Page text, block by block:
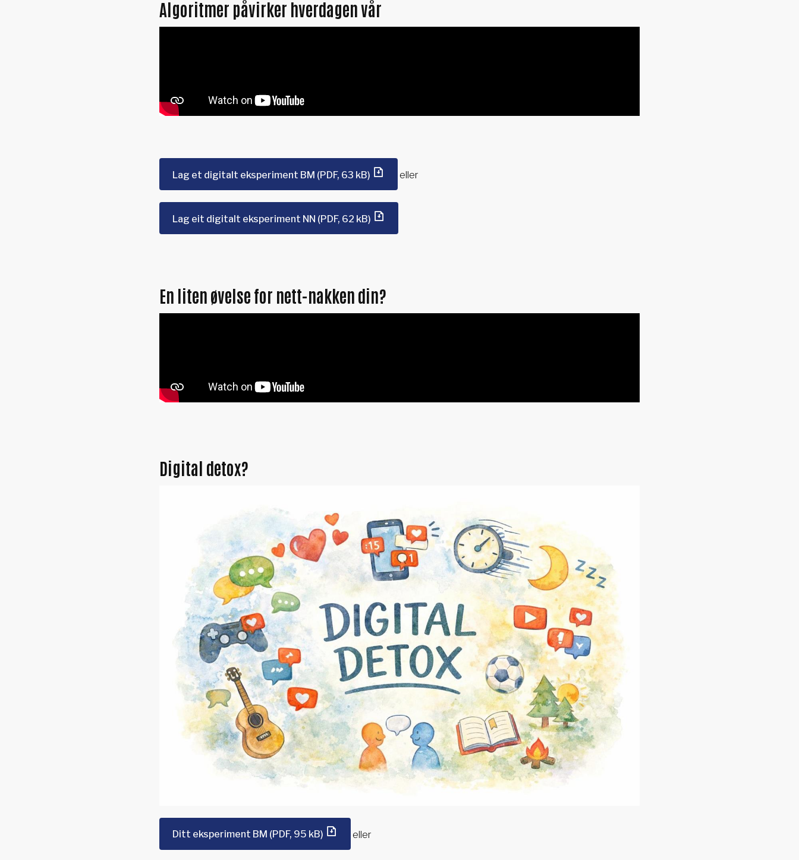
Algoritmer påvirker hverdagen vår
Lag et digitalt eksperiment BM (PDF, 63 kB) eller
Lag eit digitalt eksperiment NN (PDF, 62 kB)
En liten øvelse for nett-nakken din?
Digital detox?
Ditt eksperiment BM (PDF, 95 kB) eller